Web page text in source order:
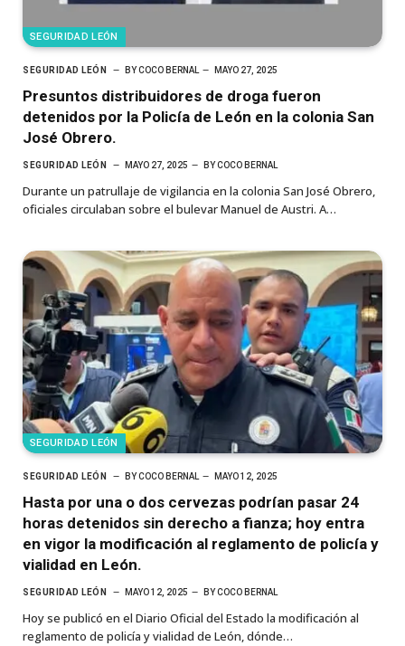
SEGURIDAD LEÓN
SEGURIDAD LEÓN BYCOCO BERNAL MAYO 27, 2025
Presuntos distribuidores de droga fueron
detenidos por la Policía de León en la colonia San
José Obrero.
SEGURIDAD LEÓN MAYO 27, 2025 BYCOCO BERNAL
Durante un patrullaje de vigilancia en la colonia San José Obrero,
oficiales circulaban sobre el bulevar Manuel de Austri. A…
SEGURIDAD LEÓN
SEGURIDAD LEÓN BYCOCO BERNAL MAYO 12, 2025
Hasta por una o dos cervezas podrían pasar 24
horas detenidos sin derecho a fianza; hoy entra
en vigor la modificación al reglamento de policía y
vialidad en León.
SEGURIDAD LEÓN MAYO 12, 2025 BYCOCO BERNAL
Hoy se publicó en el Diario Oficial del Estado la modificación al
reglamento de policía y vialidad de León, dónde…